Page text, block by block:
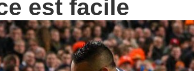
est facile